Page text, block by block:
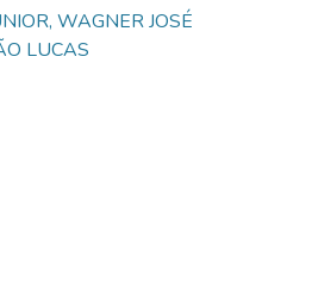
WAGNER JOSÉ
LUCAS